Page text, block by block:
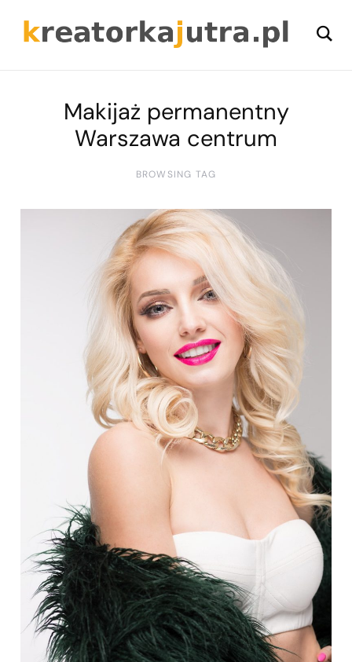
Makijaż permanentny
Warszawa centrum
BROWSING TAG